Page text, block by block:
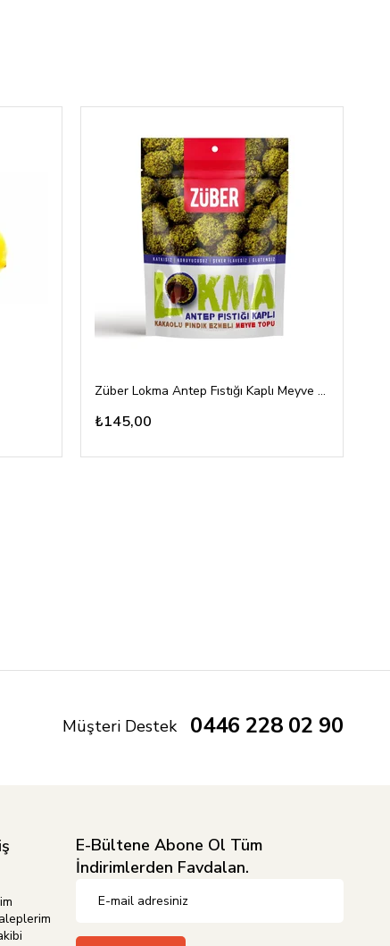
Züber Lokma Antep Fıstığı Kaplı Meyve Topu 96gr
₺145,00
Müşteri Destek 0446 228 02 90
E-Bültene Abone Ol Tüm
İndirimlerden Favdalan.